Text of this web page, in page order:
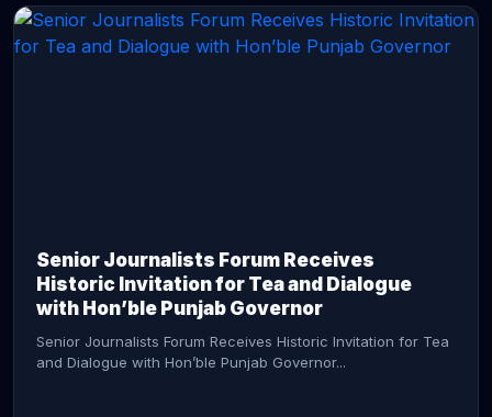
Senior Journalists Forum Receives
Historic Invitation for Tea and Dialogue
with Hon’ble Punjab Governor
Senior Journalists Forum Receives Historic Invitation for Tea
and Dialogue with Hon’ble Punjab Governor...